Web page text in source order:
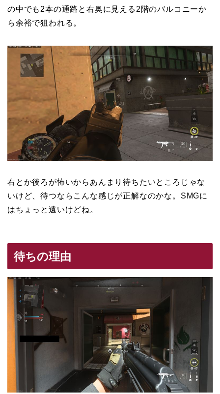
の中でも2本の通路と右奥に見える2階のバルコニーか
ら余裕で狙われる。
右とか後ろが怖いからあんまり待ちたいところじゃな
いけど、待つならこんな感じが正解なのかな。SMGに
はちょっと遠いけどね。
待ちの理由